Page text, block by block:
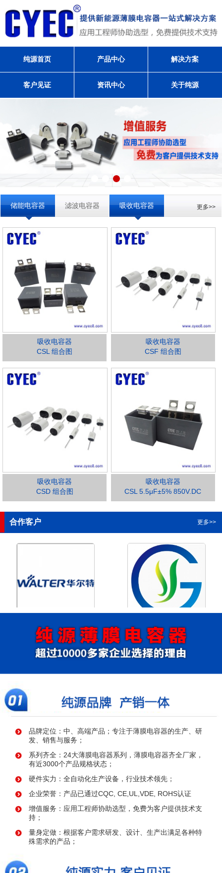
纯源首页 产品中心 解决方案
客户见证 资讯中心 关于纯源
储能电容器 滤波电容器 吸收电容器 更多>>
吸收电容器
CSL 组合图
吸收电容器
CSF 组合图
吸收电容器
CSD 组合图
吸收电容器
CSL 5.5μF±5% 850V.DC
合作客户 更多>>
浙江华尔特机电股份有限公
司
浙江格瑶科技股份有限公司
品牌定位：中、高端产品；专注于薄膜电容器的生产、研
发、销售与服务；
系列齐全：24大薄膜电容器系列，薄膜电容器齐全厂家，
有近3000个产品规格状态；
硬件实力：全自动化生产设备，行业技术领先；
企业荣誉：产品已通过CQC, CE,UL,VDE, ROHS认证
增值服务：应用工程师协助选型，免费为客户提供技术支
持；
量身定做：根据客户需求研发、设计、生产出满足各种特
殊需求的产品；